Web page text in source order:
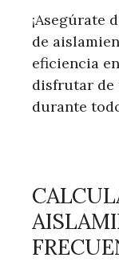
¡Asegúrate
de
eficiencia
disfrutar de
durante